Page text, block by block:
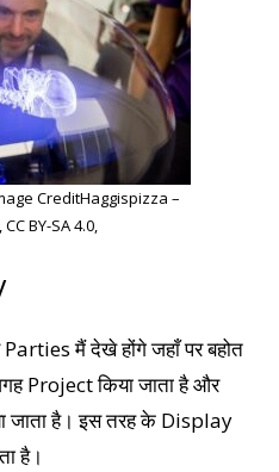
CreditHaggispizza –
BY-SA 4.0,
मैं देखे होंगे जहाँ पर बहोत
Project किया जाता है और
है। इस तरह के Display
है।